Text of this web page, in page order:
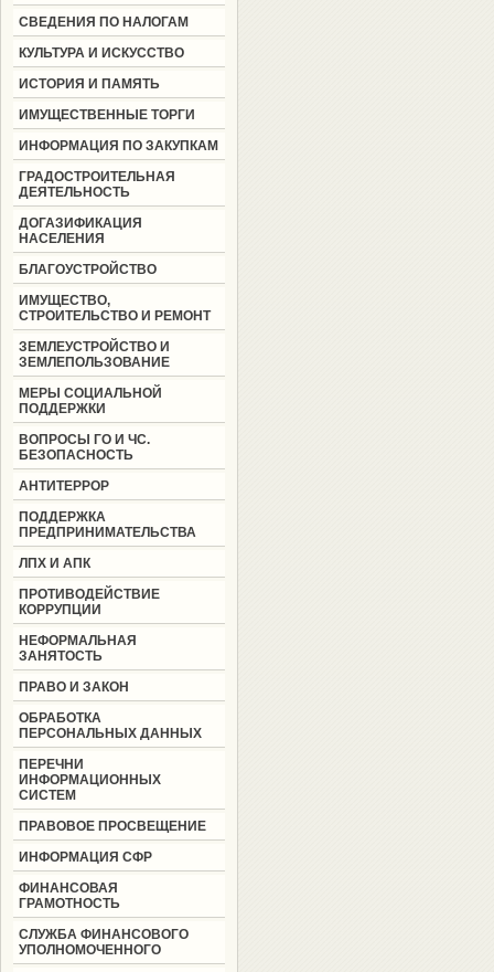
СВЕДЕНИЯ ПО НАЛОГАМ
КУЛЬТУРА И ИСКУССТВО
ИСТОРИЯ И ПАМЯТЬ
ИМУЩЕСТВЕННЫЕ ТОРГИ
ИНФОРМАЦИЯ ПО ЗАКУПКАМ
ГРАДОСТРОИТЕЛЬНАЯ
ДЕЯТЕЛЬНОСТЬ
ДОГАЗИФИКАЦИЯ
НАСЕЛЕНИЯ
БЛАГОУСТРОЙСТВО
ИМУЩЕСТВО,
СТРОИТЕЛЬСТВО И РЕМОНТ
ЗЕМЛЕУСТРОЙСТВО И
ЗЕМЛЕПОЛЬЗОВАНИЕ
МЕРЫ СОЦИАЛЬНОЙ
ПОДДЕРЖКИ
ВОПРОСЫ ГО И ЧС.
БЕЗОПАСНОСТЬ
АНТИТЕРРОР
ПОДДЕРЖКА
ПРЕДПРИНИМАТЕЛЬСТВА
ЛПХ И АПК
ПРОТИВОДЕЙСТВИЕ
КОРРУПЦИИ
НЕФОРМАЛЬНАЯ
ЗАНЯТОСТЬ
ПРАВО И ЗАКОН
ОБРАБОТКА
ПЕРСОНАЛЬНЫХ ДАННЫХ
ПЕРЕЧНИ
ИНФОРМАЦИОННЫХ
СИСТЕМ
ПРАВОВОЕ ПРОСВЕЩЕНИЕ
ИНФОРМАЦИЯ СФР
ФИНАНСОВАЯ
ГРАМОТНОСТЬ
СЛУЖБА ФИНАНСОВОГО
УПОЛНОМОЧЕННОГО